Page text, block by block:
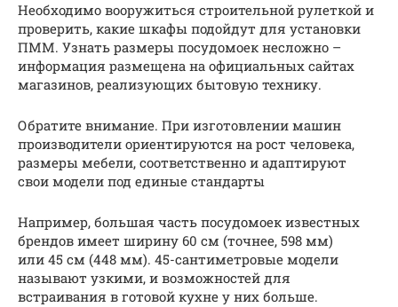
Необходимо вооружиться строительной рулеткой и
проверить, какие шкафы подойдут для установки
ПММ. Узнать размеры посудомоек несложно –
информация размещена на официальных сайтах
магазинов, реализующих бытовую технику.
Обратите внимание. При изготовлении машин
производители ориентируются на рост человека,
размеры мебели, соответственно и адаптируют
свои модели под единые стандарты
Например, большая часть посудомоек известных
брендов имеет ширину 60 см (точнее, 598 мм)
или 45 см (448 мм). 45-сантиметровые модели
называют узкими, и возможностей для
встраивания в готовой кухне у них больше.